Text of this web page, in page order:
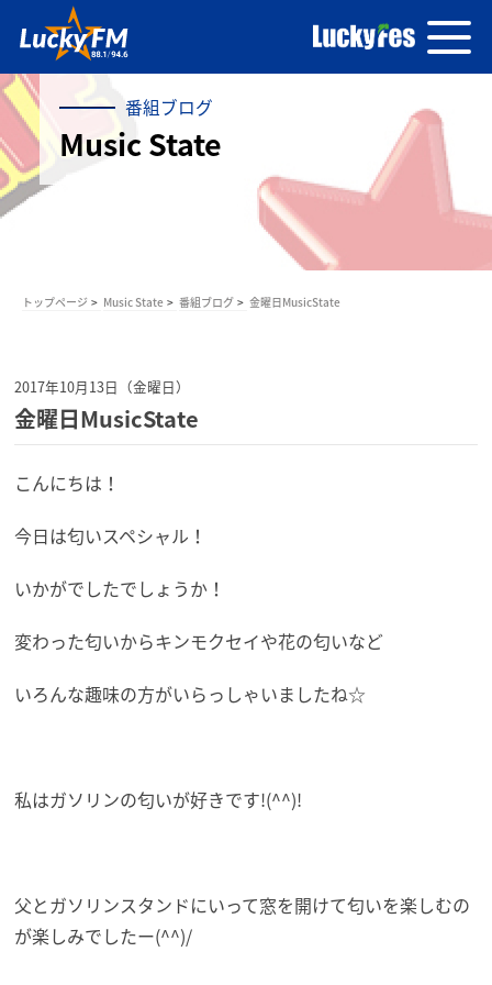
番組ブログ
Music State
トップページ Music State 番組ブログ 金曜日MusicState
2017年10月13日（金曜日）
金曜日MusicState
こんにちは！
今日は匂いスペシャル！
いかがでしたでしょうか！
変わった匂いからキンモクセイや花の匂いなど
いろんな趣味の方がいらっしゃいましたね☆
私はガソリンの匂いが好きです!(^^)!
父とガソリンスタンドにいって窓を開けて匂いを楽しむの
が楽しみでしたー(^^)/